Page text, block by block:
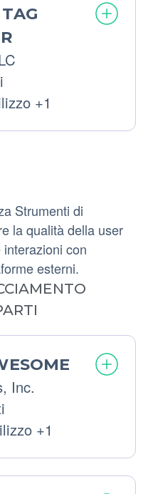
+1
Strumenti di
la qualità della user
con
esterni.
Inc.
+1